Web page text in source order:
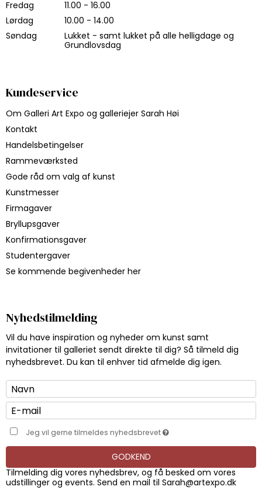
Fredag
11.00 - 16.00
Lørdag
10.00 - 14.00
Søndag
Lukket - samt lukket på alle helligdage og
Grundlovsdag
Kundeservice
Om Galleri Art Expo og galleriejer Sarah Høi
Kontakt
Handelsbetingelser
Rammeværksted
Gode råd om valg af kunst
Kunstmesser
Firmagaver
Bryllupsgaver
Konfirmationsgaver
Studentergaver
Se kommende begivenheder her
Nyhedstilmelding
Vil du have inspiration og nyheder om kunst samt
invitationer til galleriet sendt direkte til dig? Så tilmeld dig
nyhedsbrevet. Du kan til enhver tid afmelde dig igen.
Jeg vil gerne tilmeldes nyhedsbrevet
GODKEND
Tilmelding dig vores nyhedsbrev, og få besked om vores
udstillinger og events. Send en mail til Sarah@artexpo.dk